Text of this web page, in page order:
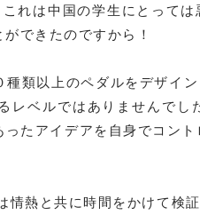
れは中国の学生にとって
できたのですから！
類以上のペダルをデザイ
レベルではありませんで
たアイデアを自身でコン
熱と共に時間をかけて検